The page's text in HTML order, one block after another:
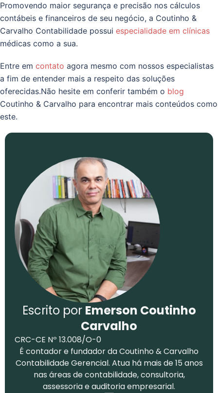
Promovendo maior segurança e precisão nos cálculos
contábeis e financeiros de seu negócio, a Coutinho &
Carvalho Contabilidade possui especialidade em clínicas
médicas como a sua.
Entre em contato agora mesmo com nossos especialistas
a fim de entender mais a respeito das soluções
oferecidas.Não hesite em conferir também o blog
Coutinho & Carvalho para encontrar mais conteúdos como
este.
Escrito por Emerson Coutinho
Carvalho
CRC-CE Nº 13.008/O-0
É contador e fundador da Coutinho & Carvalho
Contabilidade Gerencial. Atua há mais de 15 anos
nas áreas de contabilidade, consultoria,
assessoria e auditoria empresarial.